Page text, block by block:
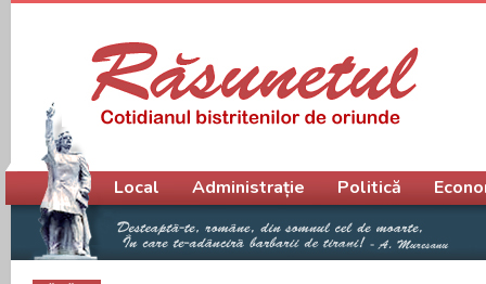
Meniu principal
Local Administrație Politică